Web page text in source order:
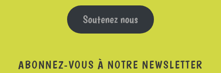
Soutenez nous
ABONNEZ-VOUS À NOTRE NEWSLETTER